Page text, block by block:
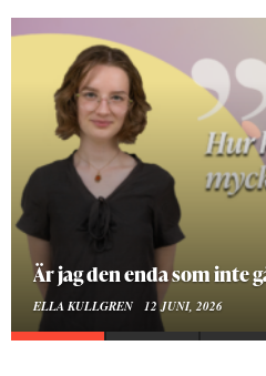
Är jag den enda som inte
ELLA KULLGREN 12 JUNI, 2026